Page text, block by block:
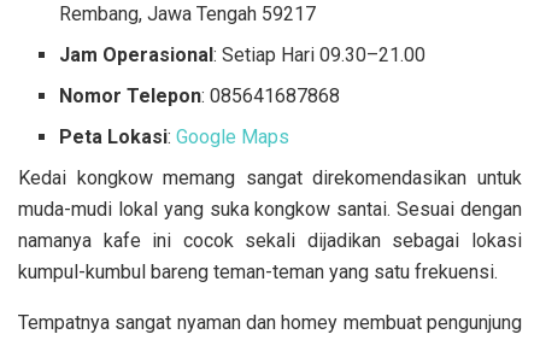
Rembang, Jawa Tengah 59217
Jam Operasional: Setiap Hari 09.30–21.00
Nomor Telepon: 085641687868
Peta Lokasi:Google Maps
Kedai kongkow memang sangat direkomendasikan untuk
muda-mudi lokal yang suka kongkow santai. Sesuai dengan
namanya kafe ini cocok sekali dijadikan sebagai lokasi
kumpul-kumbul bareng teman-teman yang satu frekuensi.
Tempatnya sangat nyaman dan homey membuat pengunjung